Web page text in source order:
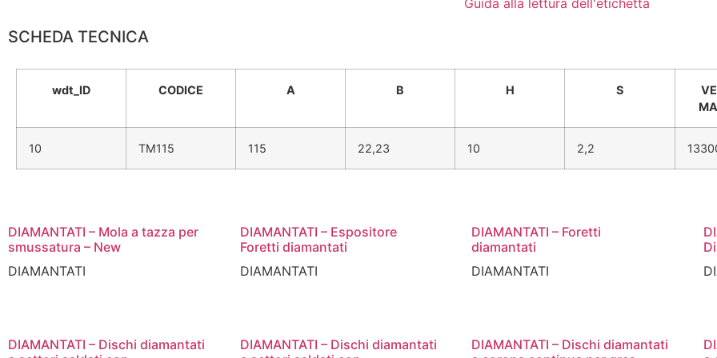
SCHEDA TECNICA
wdt_ID CODICE A B H S
10 TM115 115 22,23 10 2,2
DIAMANTATI – Mola a tazza per
smussatura – New
DIAMANTATI
DIAMANTATI – Espositore
Foretti diamantati
DIAMANTATI
DIAMANTATI – Foretti
diamantati
DIAMANTATI
DIAMANTATI – Dischi diamantati
DIAMANTATI – Dischi diamantati
DIAMANTATI – Dischi diamantati